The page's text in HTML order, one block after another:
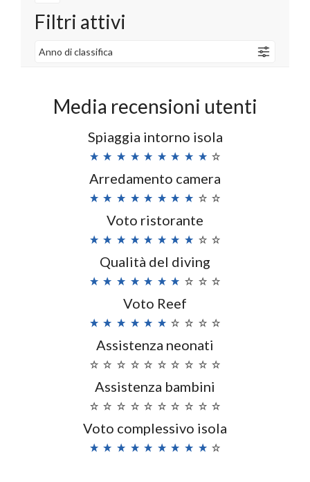
Anno di classifica
Filtri attivi
Media recensioni utenti
Spiaggia intorno isola
Arredamento camera
Voto ristorante
Qualità del diving
Voto Reef
Assistenza neonati
Assistenza bambini
Voto complessivo isola